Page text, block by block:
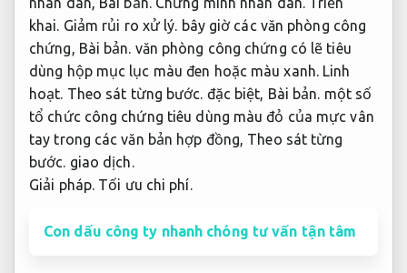
khai. Giảm rủi ro xử lý. bây giờ các văn phòng công
chứng, Bài bản. văn phòng công chứng có lẽ tiêu
dùng hộp mục lục màu đen hoặc màu xanh. Linh
hoạt. Theo sát từng bước. đặc biệt, Bài bản. một số
tổ chức công chứng tiêu dùng màu đỏ của mực vân
tay trong các văn bản hợp đồng, Theo sát từng
bước. giao dịch.
Giải pháp. Tối ưu chi phí.
Con dấu công ty nhanh chóng tư vấn tận tâm